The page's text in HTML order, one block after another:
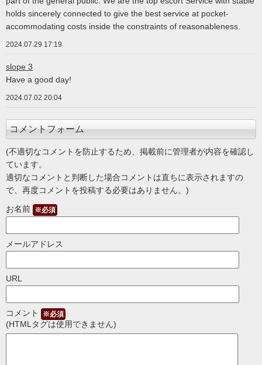
holds sincerely connected to give the best service at pocket-
accommodating costs inside the constraints of reasonableness.
2024.07.29 17:19
slope 3
Have a good day!
2024.07.02 20:04
コメントフォーム
(不適切なコメントを防止するため、掲載前に管理者が内容を確認し
ています。
適切なコメントと判断した場合コメントは直ちに表示されますの
で、再度コメントを投稿する必要はありません。)
お名前 ※必須
メールアドレス
URL
コメント ※必須
(HTMLタグは使用できません)